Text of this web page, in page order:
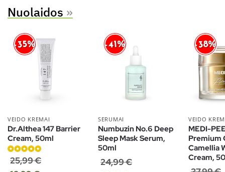
Nuolaidos »
-35%
VEIDO KREMAI
Dr.Althea 147 Barrier
Cream, 50ml
Įvertinimas:
25,99€
-41%
SERUMAI
Numbuzin No.6 Deep
Sleep Mask Serum,
50ml
24,99€
-38%
VEIDO
MEDI-
Premium
Camellia
Cream,